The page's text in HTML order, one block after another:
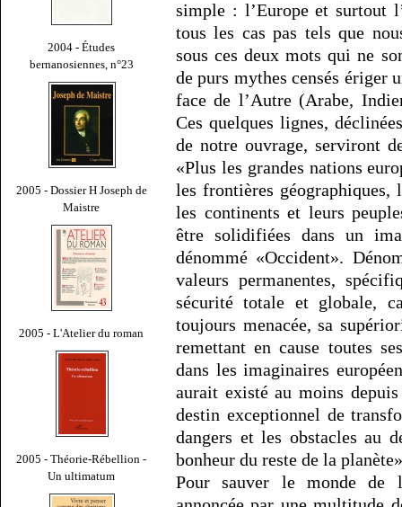
2004 - Études
bernanosiennes, n°23
2005 - Dossier H Joseph de
Maistre
2005 - L'Atelier du roman
2005 - Théorie-Rébellion -
Un ultimatum
simple : l’Europe et surtout
tous les cas pas tels que
sous ces deux mots qui ne
de purs mythes censés ériger
face de l’Autre (Arabe,
Ces quelques lignes,
de notre ouvrage, serviront
«Plus les grandes nations
les frontières géographiques,
les continents et leurs
être solidifiées dans un
dénommé «Occident».
valeurs permanentes,
sécurité totale et globale,
toujours menacée, sa
remettant en cause toutes
dans les imaginaires
aurait existé au moins
destin exceptionnel de
dangers et les obstacles au
bonheur du reste de la
Pour sauver le monde de